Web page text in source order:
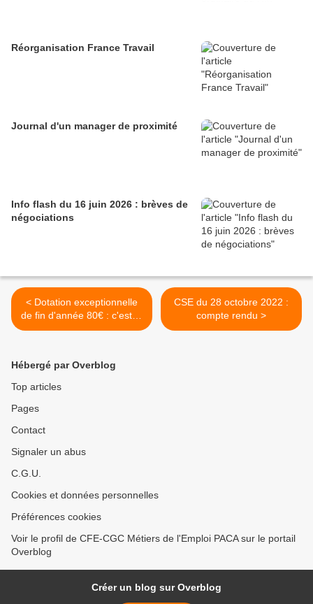
Réorganisation France Travail
Journal d'un manager de proximité
Info flash du 16 juin 2026 : brèves de
négociations
< Dotation exceptionnelle
de fin d'année 80€ : c'est la
course !
CSE du 28 octobre 2022 :
compte rendu >
Hébergé par Overblog
Top articles
Pages
Contact
Signaler un abus
C.G.U.
Cookies et données personnelles
Préférences cookies
Voir le profil de CFE-CGC Métiers de l'Emploi PACA sur le portail
Overblog
Créer un blog sur Overblog